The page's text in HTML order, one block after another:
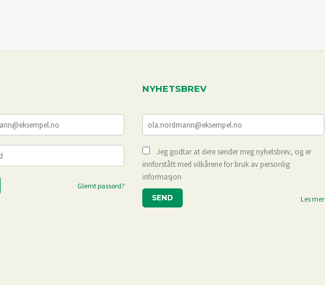
Glemt passord?
NYHETSBREV
Jeg godtar at dere sender meg nyhetsbrev, og er
innforstått med vilkårene for bruk av personlig
informasjon
Les mer